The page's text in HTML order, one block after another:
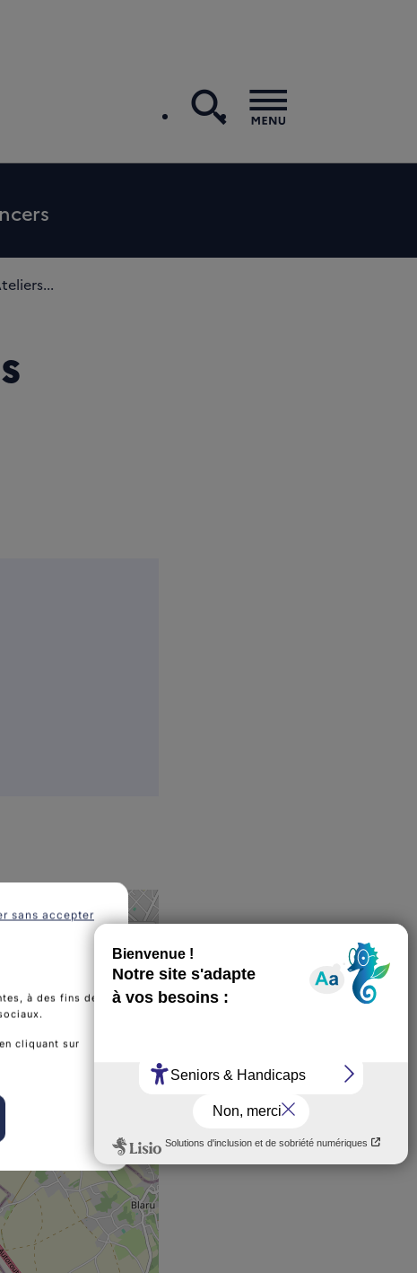
recherche
Menu
Les Ateliers d'Eve&Marco
à des fins de
cliquant sur
sans accepter